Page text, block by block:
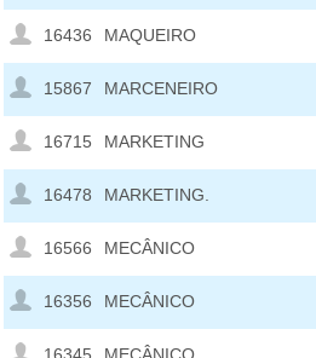
16436 MAQUEIRO
15867 MARCENEIRO
16715 MARKETING
16478 MARKETING.
16566 MECÂNICO
16356 MECÂNICO